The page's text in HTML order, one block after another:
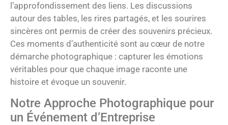
l’approfondissement des liens. Les discussions
autour des tables, les rires partagés, et les sourires
sincères ont permis de créer des souvenirs précieux.
Ces moments d’authenticité sont au cœur de notre
démarche photographique : capturer les émotions
véritables pour que chaque image raconte une
histoire et évoque un souvenir.
Notre Approche Photographique pour
un Événement d’Entreprise